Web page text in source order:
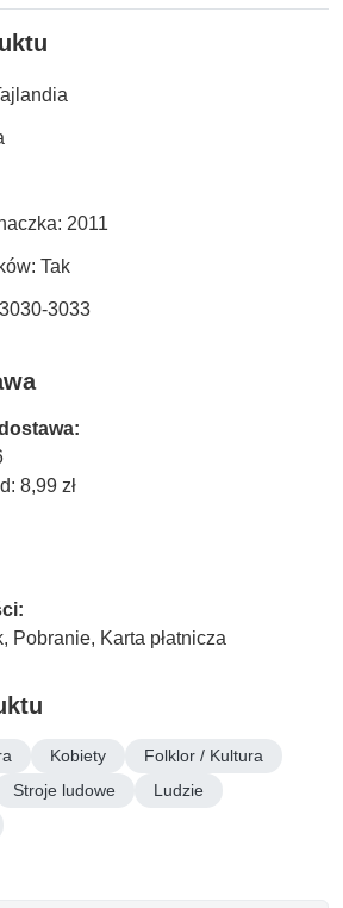
2011
Tak
3033
8,99 zł
Pobranie, Karta płatnicza
Kobiety
Folklor / Kultura
Stroje ludowe
Ludzie